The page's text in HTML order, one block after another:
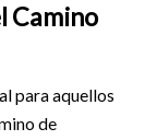
Camino
para aquellos
de